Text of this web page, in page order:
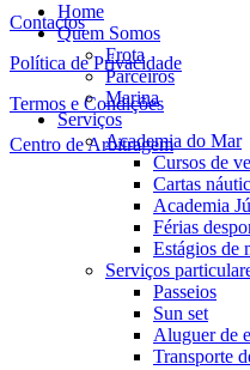
Contactos
Política de Privacidade
Termos e Condições
Centro de Arbitragem
Home
Quem Somos
Frota
Parceiros
Marina
Serviços
Academia do Mar
Cursos de
Cartas
Academia
Férias
Estágios de
Serviços
Passeios
Sun set
Aluguer de
Transporte